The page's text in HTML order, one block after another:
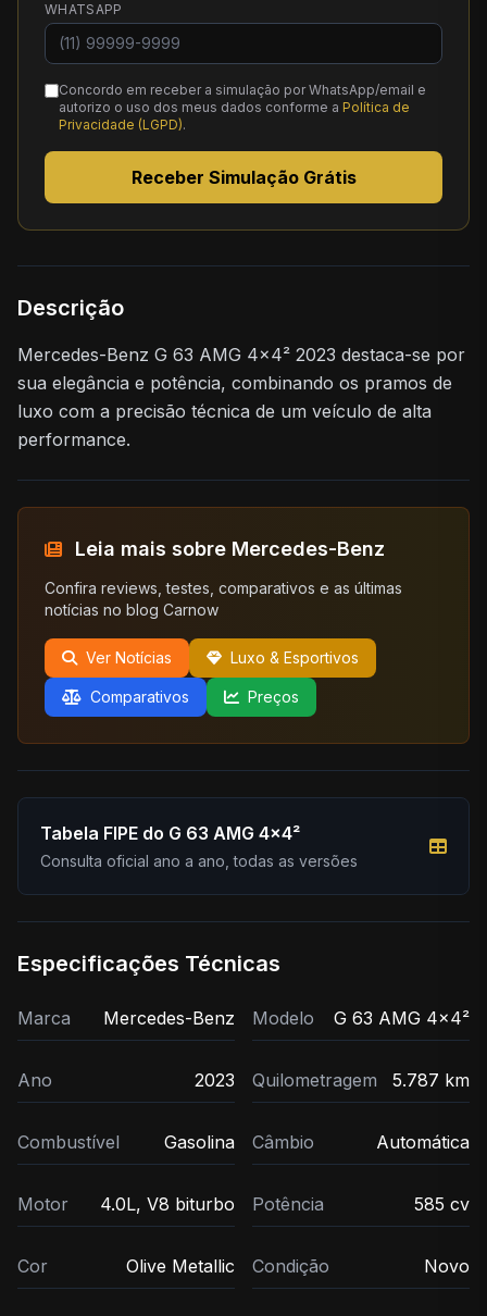
WHATSAPP
Concordo em receber a simulação por WhatsApp/email e
autorizo o uso dos meus dados conforme a Política de
Privacidade (LGPD).
Receber Simulação Grátis
Descrição
Mercedes-Benz G 63 AMG 4x4² 2023 destaca-se por
sua elegância e potência, combinando os pramos de
luxo com a precisão técnica de um veículo de alta
performance.
Leia mais sobre Mercedes-Benz
Confira reviews, testes, comparativos e as últimas
notícias no blog Carnow
Ver Notícias Luxo & Esportivos
Comparativos Preços
Tabela FIPE do G 63 AMG 4x4²
Consulta oficial ano a ano, todas as versões
Especificações Técnicas
Marca Mercedes-Benz Modelo G 63 AMG 4x4²
Ano 2023 Quilometragem 5.787 km
Combustível Gasolina Câmbio Automática
Motor 4.0L, V8 biturbo Potência 585 cv
Cor Olive Metallic Condição Novo